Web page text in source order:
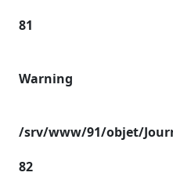
81
Warning
/srv/www/91/objet/
82